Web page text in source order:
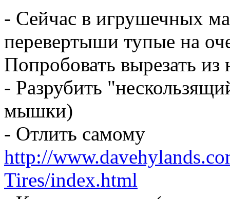
- Сейчас в игрушечных
перевертыши тупые на
Попробовать вырезать из
- Разрубить
мышки)
- Отлить самому
http://
Tires/index.html